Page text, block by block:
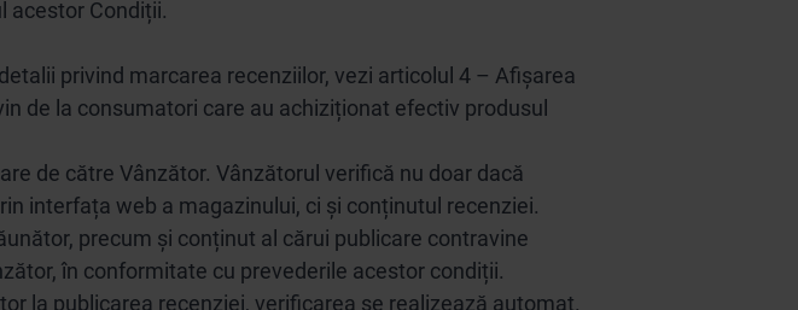
acestor Condiții.
privind marcarea recenziilor, vezi articolul 4 – Afișarea
de la consumatori care au achiziționat efectiv produsul
de către Vânzător. Vânzătorul verifică nu doar dacă
interfața web a magazinului, ci și conținutul recenziei.
precum și conținut al cărui publicare contravine
în conformitate cu prevederile acestor condiții.
la publicarea recenziei, verificarea se realizează automat.